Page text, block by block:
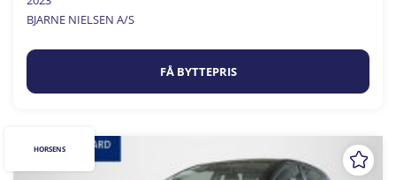
BJARNE NIELSEN A/S
FÅ BYTTEPRIS
HORSENS